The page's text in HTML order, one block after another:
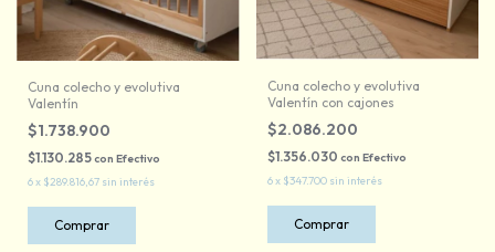
Cuna colecho y evolutiva
Valentín
$1.738.900
$1.130.285con Efectivo
6x $289.816,67 sin interés
Comprar
Cuna colecho y evolutiva
Valentín con cajones
$2.086.200
$1.356.030 con Efectivo
6x $347.700 sin interés
Comprar